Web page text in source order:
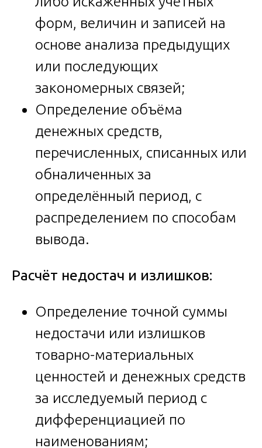
форм, величин и записей на
основе анализа предыдущих
или последующих
закономерных связей;
Определение объёма
денежных средств,
перечисленных, списанных или
обналиченных за
определённый период, с
распределением по способам
вывода.
Расчёт недостач и излишков:
Определение точной суммы
недостачи или излишков
товарно-материальных
ценностей и денежных средств
за исследуемый период с
дифференциацией по
наименованиям;